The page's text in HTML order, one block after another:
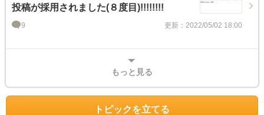
投稿が採用されました(８度目)!!!!!!!!
9 更新：2022/05/02 18:00
もっと見る
トピックを立てる